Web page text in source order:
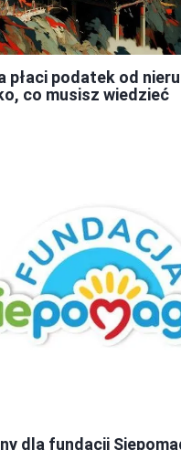
płaci podatek od
co musisz wiedzieć
dla fundacji